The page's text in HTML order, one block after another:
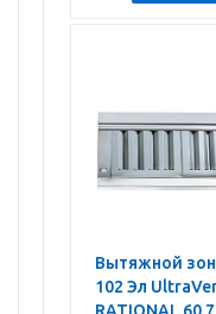
Вытяжной
102 Эл
RATIONAL